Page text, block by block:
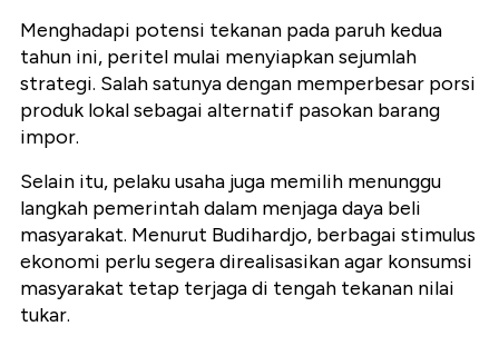
Menghadapi potensi tekanan pada paruh kedua
tahun ini, peritel mulai menyiapkan sejumlah
strategi. Salah satunya dengan memperbesar porsi
produk lokal sebagai alternatif pasokan barang
impor.
Selain itu, pelaku usaha juga memilih menunggu
langkah pemerintah dalam menjaga daya beli
masyarakat. Menurut Budihardjo, berbagai stimulus
ekonomi perlu segera direalisasikan agar konsumsi
masyarakat tetap terjaga di tengah tekanan nilai
tukar.